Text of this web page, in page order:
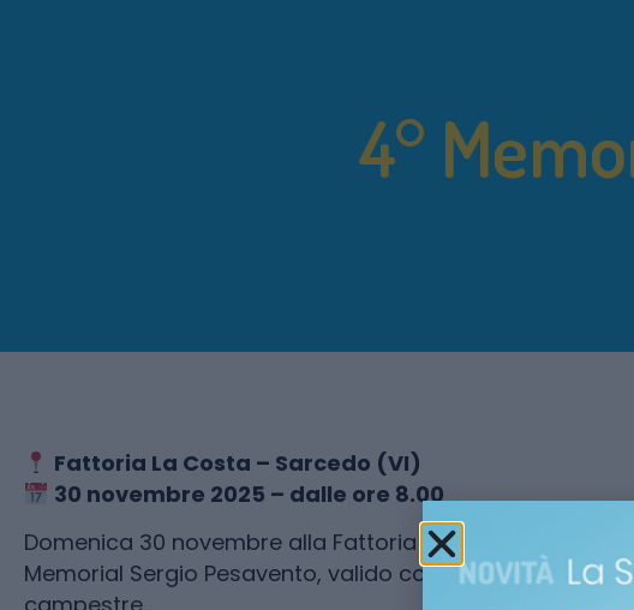
4°
Fattoria La Costa – Sarcedo (VI)
30 novembre 2025 – dalle ore 8.00
Domenica 30 novembre alla Fattoria La Costa di
Memorial Sergio Pesavento, valido come Campionato